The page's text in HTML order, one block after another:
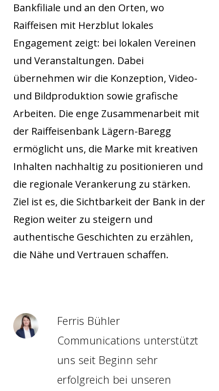
Bankfiliale und an den Orten, wo
Raiffeisen mit Herzblut lokales
Engagement zeigt: bei lokalen Vereinen
und Veranstaltungen. Dabei
übernehmen wir die Konzeption, Video-
und Bildproduktion sowie grafische
Arbeiten. Die enge Zusammenarbeit mit
der Raiffeisenbank Lägern-Baregg
ermöglicht uns, die Marke mit kreativen
Inhalten nachhaltig zu positionieren und
die regionale Verankerung zu stärken.
Ziel ist es, die Sichtbarkeit der Bank in der
Region weiter zu steigern und
authentische Geschichten zu erzählen,
die Nähe und Vertrauen schaffen.
Ferris Bühler
Communications unterstützt
uns seit Beginn sehr
erfolgreich bei unseren